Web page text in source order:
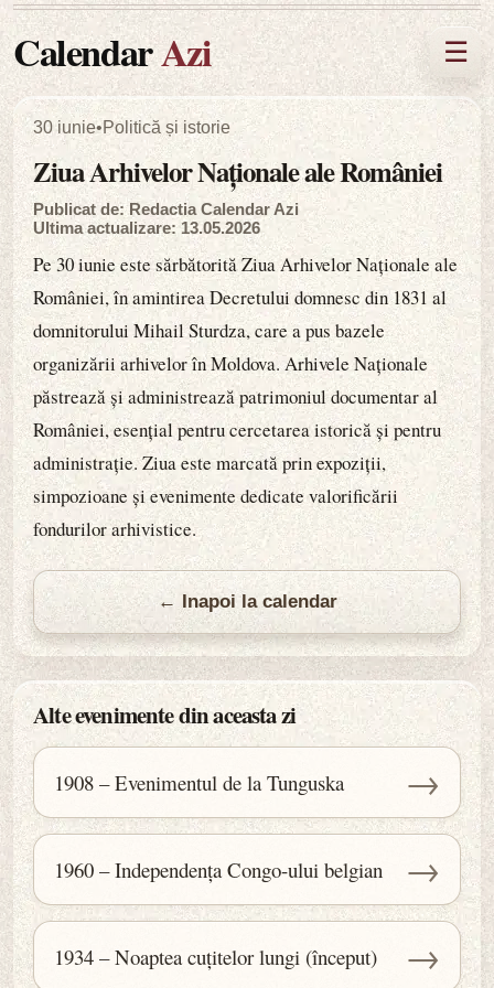
CalendarAzi ☰
30 iunie•Politică și istorie
Ziua Arhivelor Naționale ale României
Publicat de: Redactia Calendar Azi
Ultima actualizare: 13.05.2026
Pe 30 iunie este sărbătorită Ziua Arhivelor Naționale ale
României, în amintirea Decretului domnesc din 1831 al
domnitorului Mihail Sturdza, care a pus bazele
organizării arhivelor în Moldova. Arhivele Naționale
păstrează și administrează patrimoniul documentar al
României, esențial pentru cercetarea istorică și pentru
administrație. Ziua este marcată prin expoziții,
simpozioane și evenimente dedicate valorificării
fondurilor arhivistice.
← Inapoi la calendar
Alte evenimente din aceasta zi
1908 – Evenimentul de la Tunguska →
1960 – Independența Congo-ului belgian →
1934 – Noaptea cuțitelor lungi (început) →